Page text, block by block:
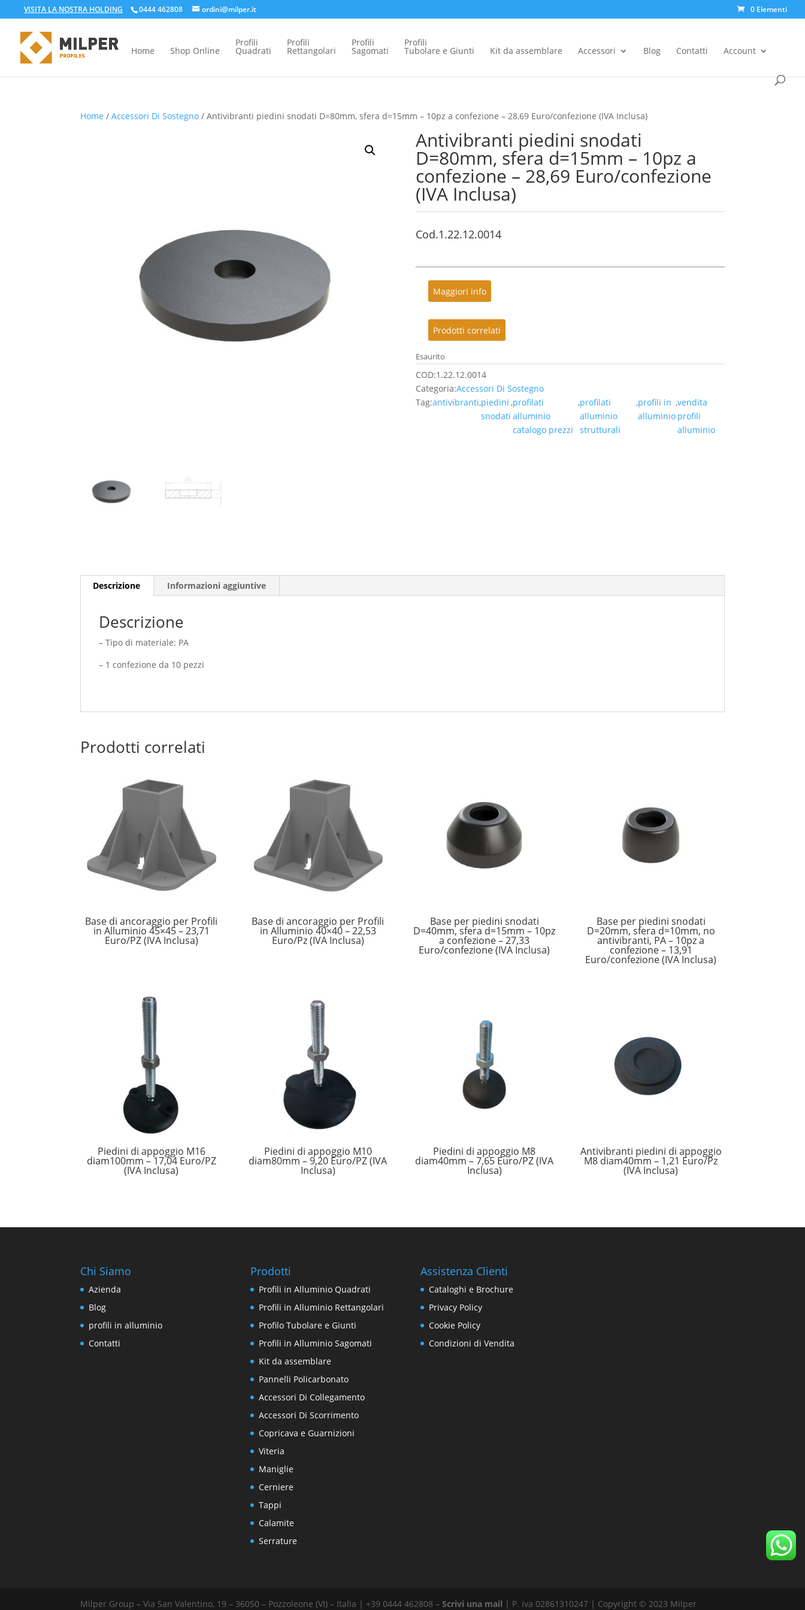
VISITA LA NOSTRA HOLDING 0444 462808 ordini@milper.it 0 Elementi
Home Shop Online
Profili
Quadrati
Profili
Rettangolari
Profili
Sagomati
Profili
Tubolare e Giunti Kit da assemblare Accessori Blog Contatti Account
Home /Accessori Di Sostegno / Antivibranti piedini snodati D=80mm, sfera d=15mm – 10pz a confezione – 28,69 Euro/confezione (IVA Inclusa)
Antivibranti piedini snodati
D=80mm, sfera d=15mm – 10pz a
confezione – 28,69 Euro/confezione
(IVA Inclusa)
Cod.1.22.12.0014
Maggiori info
Prodotti correlati
Esaurito
COD:1.22.12.0014
Categoria:Accessori Di Sostegno
Tag:antivibranti,piedini
snodati
,profilati
alluminio
catalogo prezzi
,profilati
alluminio
strutturali
,profili in
alluminio
,vendita
profili
alluminio
Descrizione Informazioni aggiuntive
Descrizione
– Tipo di materiale: PA
– 1 confezione da 10 pezzi
Prodotti correlati
Base di ancoraggio per Profili
in Alluminio 45×45 – 23,71
Euro/PZ (IVA Inclusa)
Base di ancoraggio per Profili
in Alluminio 40×40 – 22,53
Euro/Pz (IVA Inclusa)
Base per piedini snodati
D=40mm, sfera d=15mm – 10pz
a confezione – 27,33
Euro/confezione (IVA Inclusa)
Base per piedini snodati
D=20mm, sfera d=10mm, no
antivibranti, PA – 10pz a
confezione – 13,91
Euro/confezione (IVA Inclusa)
Piedini di appoggio M16
diam100mm – 17,04 Euro/PZ
(IVA Inclusa)
Piedini di appoggio M10
diam80mm – 9,20 Euro/PZ (IVA
Inclusa)
Piedini di appoggio M8
diam40mm – 7,65 Euro/PZ (IVA
Inclusa)
Antivibranti piedini di appoggio
M8 diam40mm – 1,21 Euro/Pz
(IVA Inclusa)
Chi Siamo
Azienda
Blog
profili in alluminio
Contatti
Prodotti
Profili in Alluminio Quadrati
Profili in Alluminio Rettangolari
Profilo Tubolare e Giunti
Profili in Alluminio Sagomati
Kit da assemblare
Pannelli Policarbonato
Accessori Di Collegamento
Accessori Di Scorrimento
Copricava e Guarnizioni
Viteria
Maniglie
Cerniere
Tappi
Calamite
Serrature
Assistenza Clienti
Cataloghi e Brochure
Privacy Policy
Cookie Policy
Condizioni di Vendita
Milper Group – Via San Valentino, 19 – 36050 – Pozzoleone (VI) – Italia | +39 0444 462808 –Scrivi una mail | P. iva 02861310247 | Copyright © 2023 Milper